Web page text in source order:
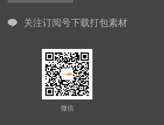
关注订阅号下载打包素材
微信